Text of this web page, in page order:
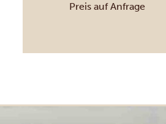
Preis auf Anfrage